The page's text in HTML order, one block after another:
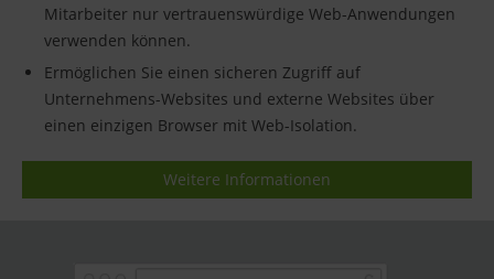
Mitarbeiter nur vertrauenswürdige Web-Anwendungen
verwenden können.
Ermöglichen Sie einen sicheren Zugriff auf
Unternehmens-Websites und externe Websites über
einen einzigen Browser mit Web-Isolation.
Weitere Informationen